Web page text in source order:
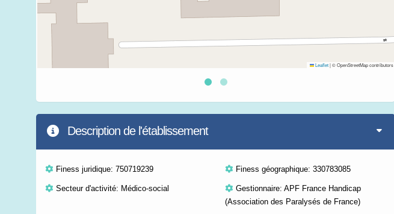
Leaflet|© OpenStreetMap contributors
Description de l'établissement
Finess juridique: 750719239 Finess géographique: 330783085
Secteur d'activité: Médico-social
Gestionnaire: APF France Handicap
(Association des Paralysés de France)